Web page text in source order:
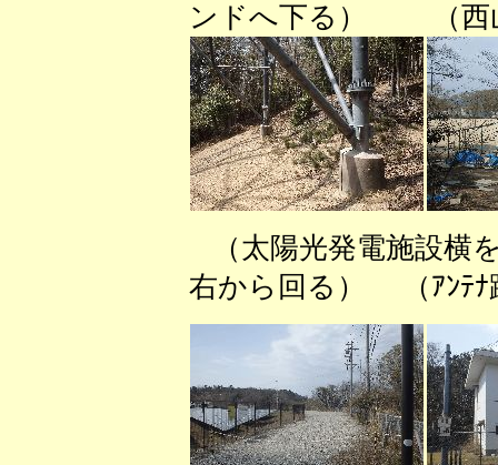
ンドへ下る） （西
（太陽光発電施設
右から回る） （ｱﾝﾃﾅ